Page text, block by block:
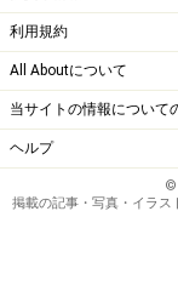
ぬりえパーク
ぼりのぬりえを
ロードすること
になびくこいの
種類以上のデザ
ない五月人形の
クなぬりえも揃
利用規約
All Aboutについて
当サイトの情報について
ヘルプ
©
掲載の記事・写真・イラス